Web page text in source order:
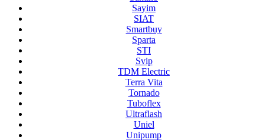
Sayim
SIAT
Smartbuy
Sparta
STI
Svip
TDM Electric
Terra Vita
Tornado
Tuboflex
Ultraflash
Uniel
Unipump